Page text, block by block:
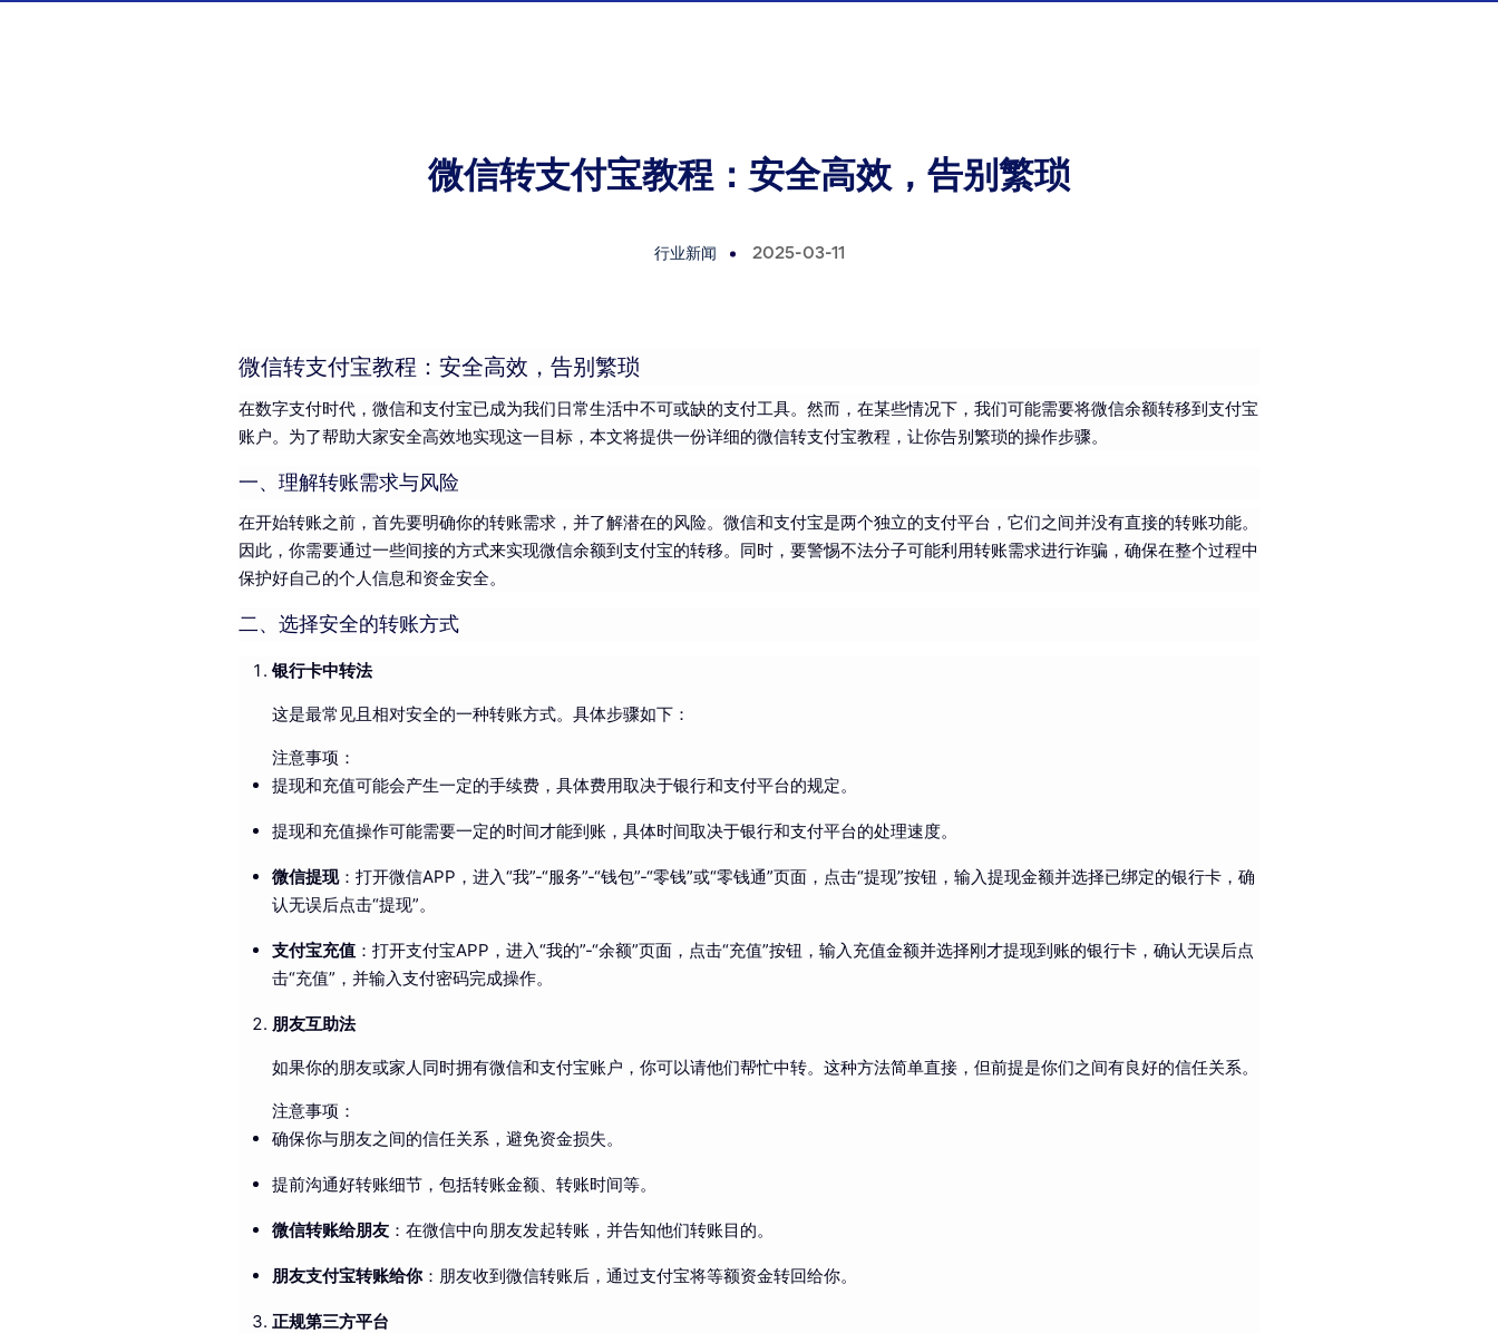
微信转支付宝教程：安全高效，告别繁琐
行业新闻 2025-03-11
微信转支付宝教程：安全高效，告别繁琐
在数字支付时代，微信和支付宝已成为我们日常生活中不可或缺的支付工具。然而，在某些情况下，我们可能需要将微信余额转移到支付宝
账户。为了帮助大家安全高效地实现这一目标，本文将提供一份详细的微信转支付宝教程，让你告别繁琐的操作步骤。
一、理解转账需求与风险
在开始转账之前，首先要明确你的转账需求，并了解潜在的风险。微信和支付宝是两个独立的支付平台，它们之间并没有直接的转账功能。
因此，你需要通过一些间接的方式来实现微信余额到支付宝的转移。同时，要警惕不法分子可能利用转账需求进行诈骗，确保在整个过程中
保护好自己的个人信息和资金安全。
二、选择安全的转账方式
银行卡中转法
这是最常见且相对安全的一种转账方式。具体步骤如下：
注意事项：
提现和充值可能会产生一定的手续费，具体费用取决于银行和支付平台的规定。
提现和充值操作可能需要一定的时间才能到账，具体时间取决于银行和支付平台的处理速度。
微信提现：打开微信APP，进入“我”-“服务”-“钱包”-“零钱”或“零钱通”页面，点击“提现”按钮，输入提现金额并选择已绑定的银行卡，确
认无误后点击“提现”。
支付宝充值 ：打开支付宝APP，进入“我的”-“余额”页面，点击“充值”按钮，输入充值金额并选择刚才提现到账的银行卡，确认无误后点
击“充值”，并输入支付密码完成操作。
朋友互助法
如果你的朋友或家人同时拥有微信和支付宝账户，你可以请他们帮忙中转。这种方法简单直接，但前提是你们之间有良好的信任关系。
注意事项：
确保你与朋友之间的信任关系，避免资金损失。
提前沟通好转账细节，包括转账金额、转账时间等。
微信转账给朋友 ：在微信中向朋友发起转账，并告知他们转账目的。
朋友支付宝转账给你：朋友收到微信转账后，通过支付宝将等额资金转回给你。
正规第三方平台